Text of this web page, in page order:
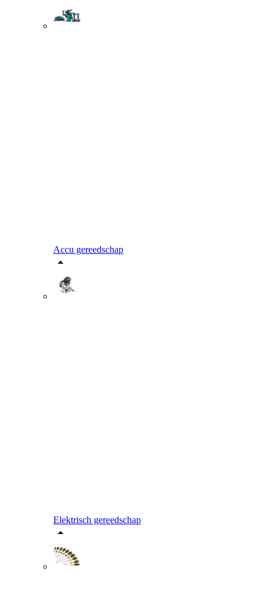
Accu gereedschap
Elektrisch gereedschap